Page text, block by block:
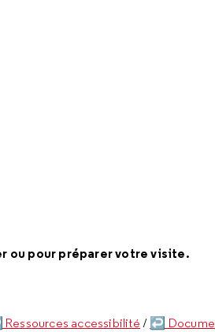
ou pour préparer votre visite.
accessibilité / ↩